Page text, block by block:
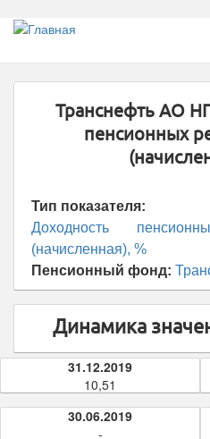
Перейти
основному
содержанию
Транснефть АО
пенсионных
Тип показателя:
Доходность
(начисленная), %
Пенсионный фонд:
Динамика
31.12.2019
10,51
30.06.2019
-